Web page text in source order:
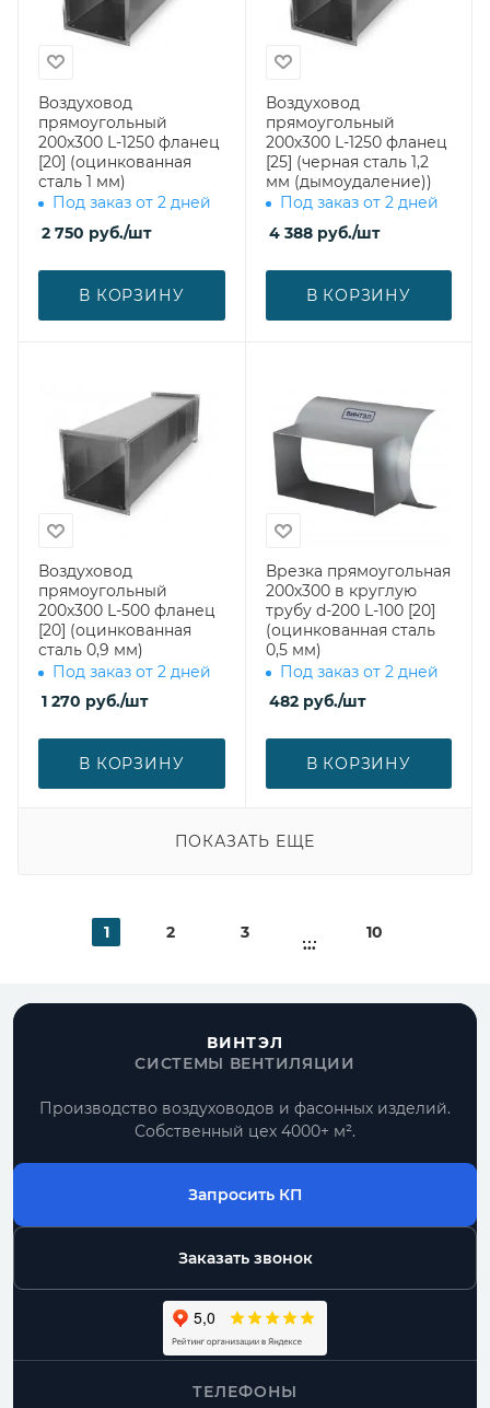
Воздуховод
прямоугольный
200х300 L-1250 фланец
[20] (оцинкованная
сталь 1 мм)
Под заказ от 2 дней
2 750 руб./шт
В КОРЗИНУ
Воздуховод
прямоугольный
200х300 L-1250 фланец
[25] (черная сталь 1,2
мм (дымоудаление))
Под заказ от 2 дней
4 388руб./шт
В КОРЗИНУ
Воздуховод
прямоугольный
200х300 L-500 фланец
[20] (оцинкованная
сталь 0,9 мм)
Под заказ от 2 дней
1 270 руб./шт
В КОРЗИНУ
Врезка прямоугольная
200х300 в круглую
трубу d-200 L-100 [20]
(оцинкованная сталь
0,5 мм)
Под заказ от 2 дней
482руб./шт
В КОРЗИНУ
ПОКАЗАТЬ ЕЩЕ
1 2 3
...
10
ВИНТЭЛ
СИСТЕМЫ ВЕНТИЛЯЦИИ
Производство воздуховодов и фасонных изделий.
Собственный цех 4000+ м².
Запросить КП
Заказать звонок
ТЕЛЕФОНЫ